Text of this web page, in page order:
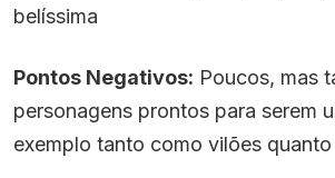
belíssima
Pontos Negativos: Poucos, mas
personagens prontos para serem
exemplo tanto como vilões